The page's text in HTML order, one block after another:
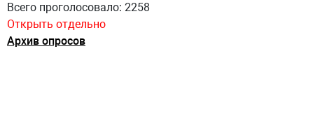
Всего проголосовало: 2258
Открыть отдельно
Архив опросов